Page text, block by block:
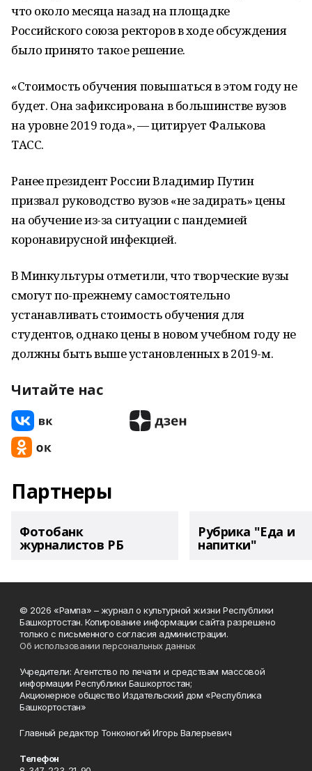
что около месяца назад на площадке
Российского союза ректоров в ходе обсуждения
было принято такое решение.
«Стоимость обучения повышаться в этом году не
будет. Она зафиксирована в большинстве вузов
на уровне 2019 года», — цитирует Фалькова
ТАСС.
Ранее президент России Владимир Путин
призвал руководство вузов «не задирать» цены
на обучение из-за ситуации с пандемией
коронавирусной инфекцией.
В Минкультуры отметили, что творческие вузы
смогут по-прежнему самостоятельно
устанавливать стоимость обучения для
студентов, однако цены в новом учебном году не
должны быть выше установленных в 2019-м.
Читайте нас
Партнеры
Фотобанк
журналистов РБ
Рубрика "Еда и
напитки"
© 2026 «Рампа» – журнал о культурной жизни Республики
Башкортостан. Копирование информации сайта разрешено
только с письменного согласия администрации.
Об использовании персональных данных
Учредители: Агентство по печати и средствам массовой
информации Республики Башкортостан;
Акционерное общество Издательский дом «Республика
Башкортостан»
Главный редактор Тонконогий Игорь Валерьевич
Телефон